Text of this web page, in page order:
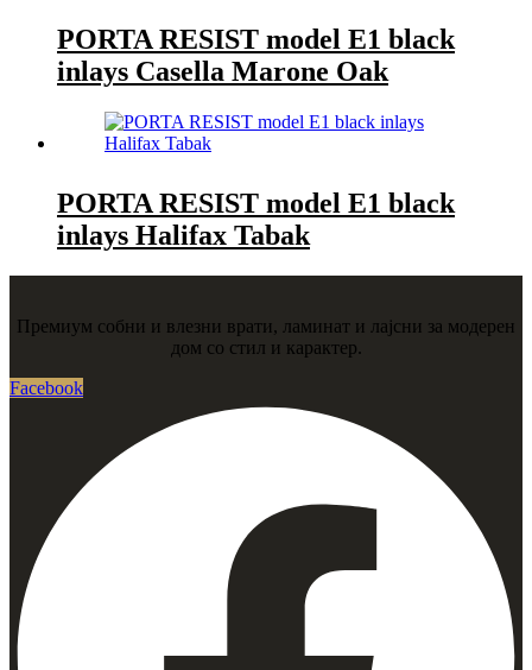
PORTA RESIST model E1 black
inlays Casella Marone Oak
PORTA RESIST model E1 black
inlays Halifax Tabak
Премиум собни и влезни врати, ламинат и лајсни за модерен
дом со стил и карактер.
Facebook